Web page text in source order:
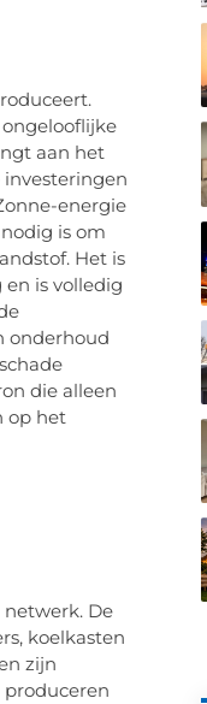
aan het
energie
is om
Het is
is volledig
onderhoud
die alleen
op het
De
koelkasten
zijn